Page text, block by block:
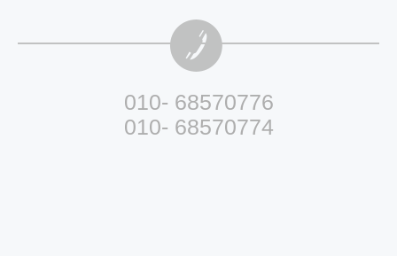
010- 68570776
010- 68570774